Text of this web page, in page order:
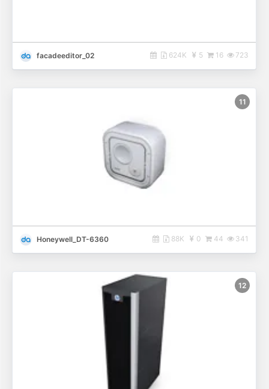
facadeeditor_02 624K 5 16 723
11
Honeywell_DT-6360 88K 0 44 341
12